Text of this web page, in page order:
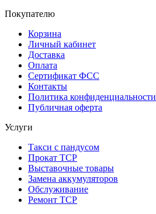
Покупателю
Корзина
Личный кабинет
Доставка
Оплата
Сертификат ФСС
Контакты
Политика конфиденциальности
Публичная оферта
Услуги
Такси с пандусом
Прокат ТСР
Выставочные товары
Замена аккумуляторов
Обслуживание
Ремонт ТСР